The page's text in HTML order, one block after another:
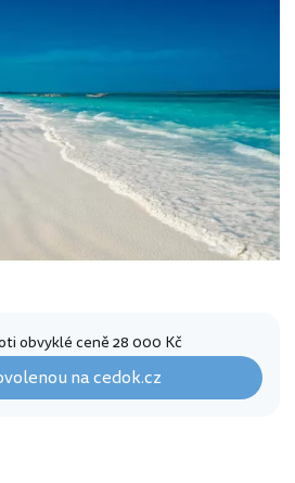
obvyklé ceně 28 000 Kč
na cedok.cz